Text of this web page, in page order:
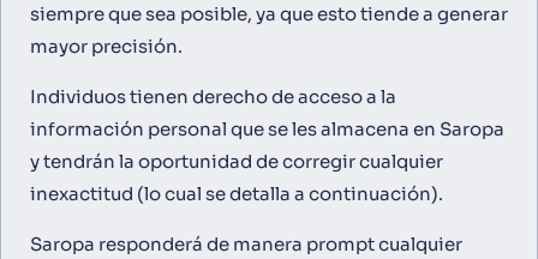
siempre que sea posible, ya que esto tiende a generar
mayor precisión.
Individuos tienen derecho de acceso a la
información personal que se les almacena en Saropa
y tendrán la oportunidad de corregir cualquier
inexactitud (lo cual se detalla a continuación).
Saropa responderá de manera prompt cualquier